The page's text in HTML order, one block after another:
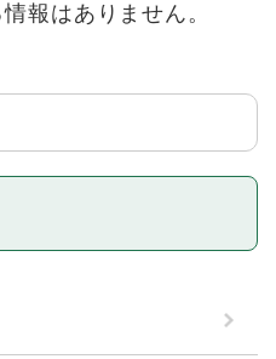
報はありません。